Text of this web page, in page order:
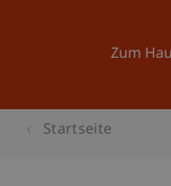
Zum
Startseite